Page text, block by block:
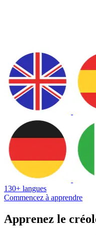
130+ langues
Commencez à apprendre
Apprenez le